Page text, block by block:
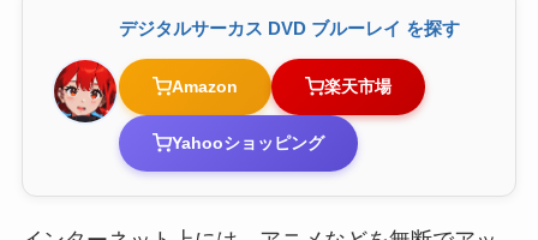
デジタルサーカス DVD ブルーレイ を探す
Amazon 楽天市場
Yahooショッピング